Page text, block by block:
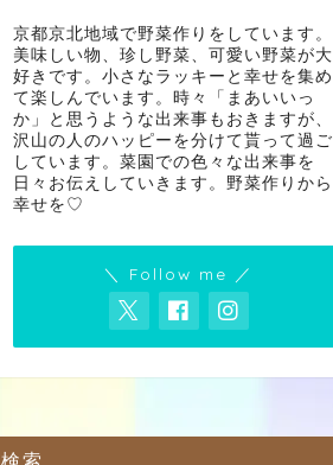
京都京北地域で野菜作りをしています。
美味しい物、珍し野菜、可愛い野菜が大
好きです。小さなラッキーと幸せを集め
て楽しんでいます。時々「まあいいっ
か」と思うような出来事もおきますが、
沢山の人のハッピーを分けて貰って過ご
しています。菜園での色々な出来事を
日々お伝えしていきます。野菜作りから
幸せを♡
＼ Follow me ／